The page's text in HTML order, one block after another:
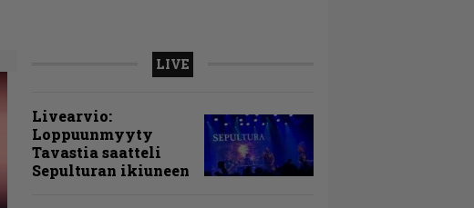
LIVE
Livearvio:
Loppuunmyyty
Tavastia saatteli
Sepulturan ikiuneen